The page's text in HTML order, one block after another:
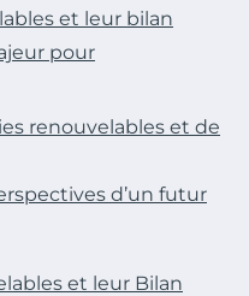
et leur bilan
pour
renouvelables et de
d’un futur
et leur Bilan